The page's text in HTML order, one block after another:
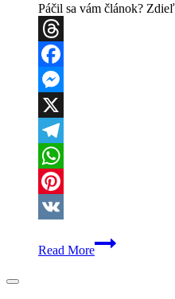
Páčil sa vám článok?
Threads
Facebook
Messenger
X
Telegram
WhatsApp
Pinterest
Read More
Šokujúce
detaily